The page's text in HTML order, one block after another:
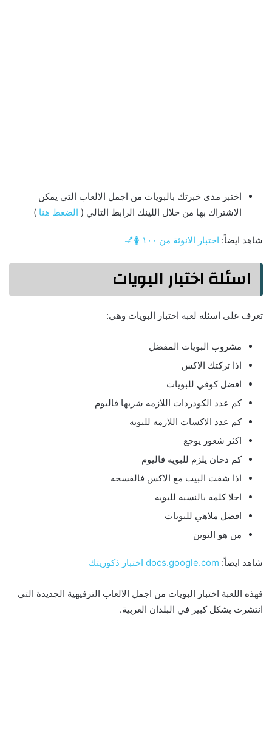
اختبر مدى خبرتك بالبويات من اجمل الالعاب التي يمكن
الاشتراك بها من خلال اللينك الرابط التالي ( الضغط هنا )
شاهد ايضاً: اختبار الانوثة من ١٠٠ 🚺💅
اسئلة اختبار البويات
تعرف على اسئله لعبه اختبار البويات وهي:
مشروب البويات المفضل
اذا تركتك الاكس
افضل كوفي للبويات
كم عدد الكودردات اللازمه شربها فاليوم
كم عدد الاكسات اللازمه للبويه
اكثر شعور يوجع
كم دخان يلزم للبويه فاليوم
اذا شفت البيب مع الاكس فالفسحه
احلا كلمه بالنسبه للبويه
افضل ملاهي للبويات
من هو التوين
شاهد ايضاً: docs.google.com اختبار ذكوريتك
فهذه اللعبة اختبار البويات من اجمل الالعاب الترفيهية الجديدة التي
انتشرت بشكل كبير في البلدان العربية.